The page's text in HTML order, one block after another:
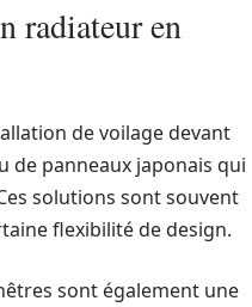
radiateur en
de voilage devant
de panneaux japonais qui
solutions sont souvent
flexibilité de design.
sont également une